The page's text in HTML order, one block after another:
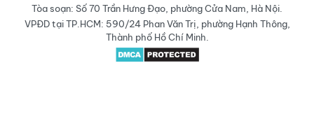
Tòa soạn: Số 70 Trần Hưng Đạo, phường Cửa Nam, Hà Nội.
VPĐD tại TP.HCM: 590/24 Phan Văn Trị, phường Hạnh Thông,
Thành phố Hồ Chí Minh.